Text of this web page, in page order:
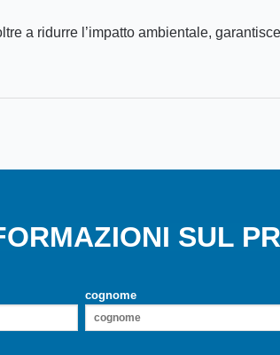
a ridurre l’impatto ambientale,
SUL
cognome